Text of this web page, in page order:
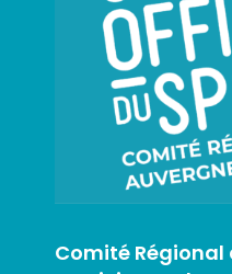
Comité Régional